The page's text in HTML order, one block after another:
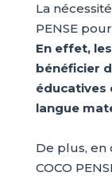
La
PENSE
En effet,
bénéficier
éducatives
langue
De plus, en
COCO